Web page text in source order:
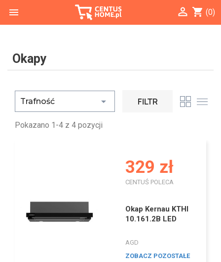
 shopping_cart (0)

Okapy
Trafność  FILTR
Pokazano 1-4 z 4 pozycji
329 zł
CENTUŚ POLECA
Okap Kernau KTHI
10.161.2B LED
AGD
ZOBACZ POZOSTAŁE